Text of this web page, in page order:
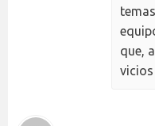
que,
vicios